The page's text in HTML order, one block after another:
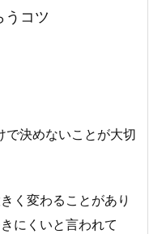
うコツ
で決めないことが大切
く変わることがあり
にくいと言われて